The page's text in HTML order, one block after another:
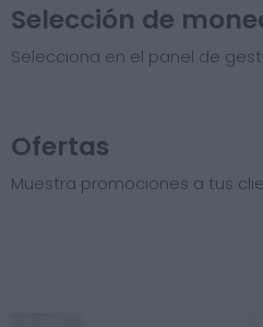
Selección de
Selecciona en el panel de
Ofertas
Muestra promociones a tus